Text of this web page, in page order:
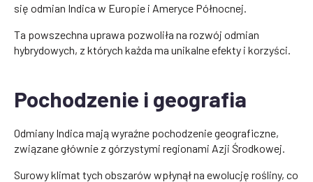
się odmian Indica w Europie i Ameryce Północnej.
Ta powszechna uprawa pozwoliła na rozwój odmian
hybrydowych, z których każda ma unikalne efekty i korzyści.
Pochodzenie i geografia
Odmiany Indica mają wyraźne pochodzenie geograficzne,
związane głównie z górzystymi regionami Azji Środkowej.
Surowy klimat tych obszarów wpłynął na ewolucję rośliny, co